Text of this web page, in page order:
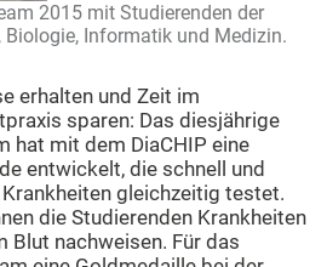
2015 mit Studierenden der
Biologie, Informatik und Medizin.
erhalten und Zeit im
sparen: Das diesjährige
hat mit dem DiaCHIP eine
entwickelt, die schnell und
gleichzeitig testet.
die Studierenden Krankheiten
Blut nachweisen. Für das